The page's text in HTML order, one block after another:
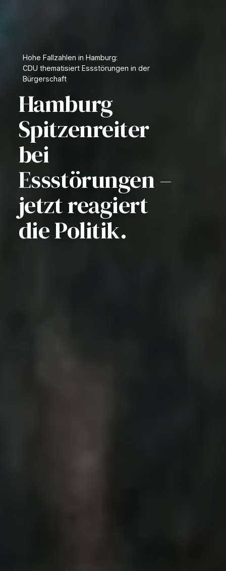
Hohe Fallzahlen in Hamburg:
CDU thematisiert Essstörungen in der
Bürgerschaft
Hamburg
Spitzenreiter
bei
Essstörungen –
jetzt reagiert
die Politik.